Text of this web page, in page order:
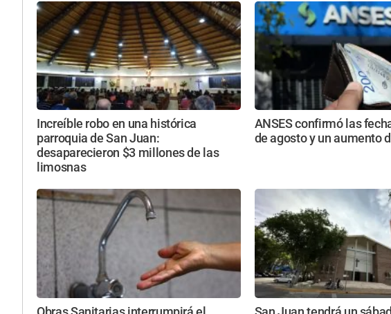
Increíble robo en una histórica
parroquia de San Juan:
desaparecieron $3 millones de las
limosnas
ANSES confirmó las
de agosto y un aumento